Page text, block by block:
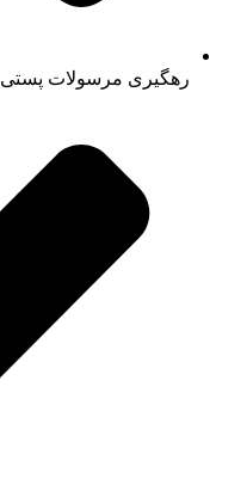
رهگیری مرسولات پستی